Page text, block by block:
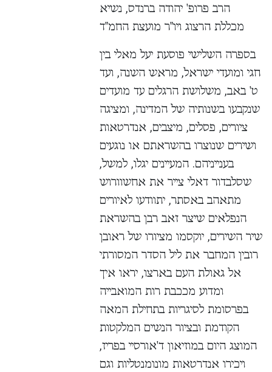
הרב פרופ' יהודה ברנדס, נשיא
מכללת הרצוג ויו"ר מועצת החמ"ד
בספרה השלישי פוסעת יעל מאלי בין
חגי ומועדי ישראל, מראש השנה, ועד
ט' באב, משלושת הרגלים עד מועדים
שנקבעו בשנותיה של המדינה, ומציגה
ציורים, פסלים, מיצבים, אנדרטאות
ושירים שנוצרו בהשראתם או נוגעים
בענייניהם. המעיינים יגלו, למשל,
שסלבדור דאלי צייר את אחשוורוש
מתאהב באסתר, יתוודעו לאיורים
הנפלאים שיצר זאב רבן בהשראת
שיר השירים, יוקסמו מציורו של ראובן
רובין המחבר את ליל הסדר המסורתי
אל גאולת העם בארצו, יראו איך
ומדוע מככבת רות המואבייה
בפרסומת לסיגריות בתחילת המאה
הקודמת ובציור הנשים המלקטות
המוצג היום במוזיאון ד'אורסיי בפריז,
ויכירו אנדרטאות מונומנטליות וגם